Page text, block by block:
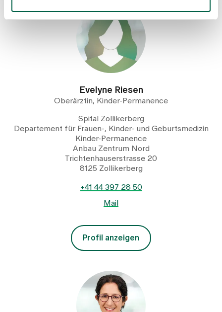
Evelyne Riesen
Oberärztin, Kinder-Permanence
Spital Zollikerberg
Departement für Frauen-, Kinder- und Geburtsmedizin
Kinder-Permanence
Anbau Zentrum Nord
Trichtenhauserstrasse 20
8125 Zollikerberg
+41 44 397 28 50
Mail
Profil anzeigen